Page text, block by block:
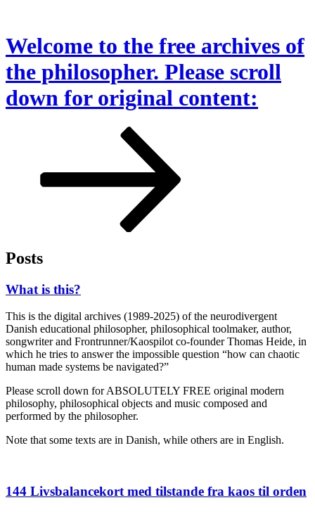
content
Welcome to the free archives of
the philosopher. Please scroll
down for original content:
Posts
Posted
What is this?
This is the digital archives (1989-2025) of the neurodivergent
Danish educational philosopher, philosophical toolmaker, author,
songwriter and Frontrunner/Kaospilot co-founder Thomas Heide, in
which he tries to answer the impossible question “how can chaotic
human made systems be navigated?”
Please scroll down for ABSOLUTELY FREE original modern
philosophy, philosophical objects and music composed and
performed by the philosopher.
Note that some texts are in Danish, while others are in English.
Posted
144 Livsbalancekort med tilstande fra kaos til orden